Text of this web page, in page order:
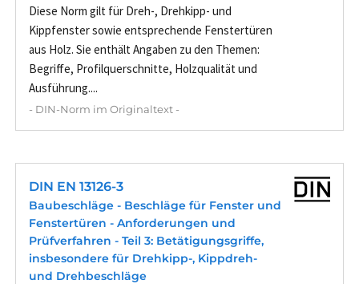
Diese Norm gilt für Dreh-, Drehkipp- und
Kippfenster sowie entsprechende Fenstertüren
aus Holz. Sie enthält Angaben zu den Themen:
Begriffe, Profilquerschnitte, Holzqualität und
Ausführung....
- DIN-Norm im Originaltext -
DIN EN 13126-3
Baubeschläge - Beschläge für Fenster und
Fenstertüren - Anforderungen und
Prüfverfahren - Teil 3: Betätigungsgriffe,
insbesondere für Drehkipp-, Kippdreh-
und Drehbeschläge